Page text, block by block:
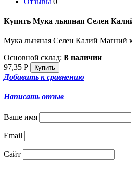
Купить Мука льняная Селен
Мука льняная Селен Калий Магний
Основной склад: В наличии
97,35 Р
Добавить к сравнению
Написать отзыв
Ваше имя
Email
Сайт